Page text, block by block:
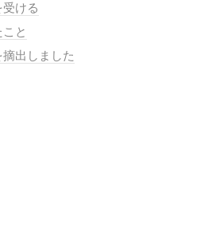
ける
と
出しました